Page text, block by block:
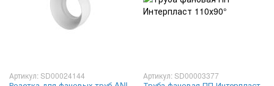
Артикул: SD00024144 Артикул: SD00003377